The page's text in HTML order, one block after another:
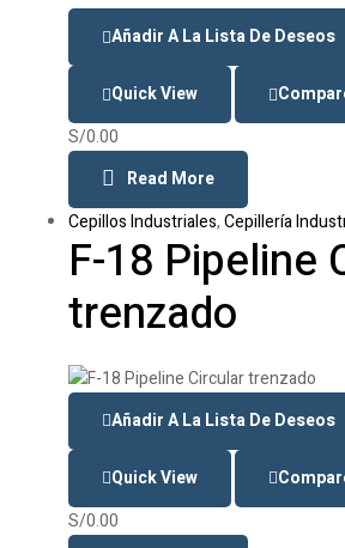
Añadir A La Lista De Deseos
Quick View
S/0.00
Read More
Cepillos Industriales,Cepillería
F-18 Pipeline
trenzado
Añadir A La Lista De Deseos
Quick View
S/0.00